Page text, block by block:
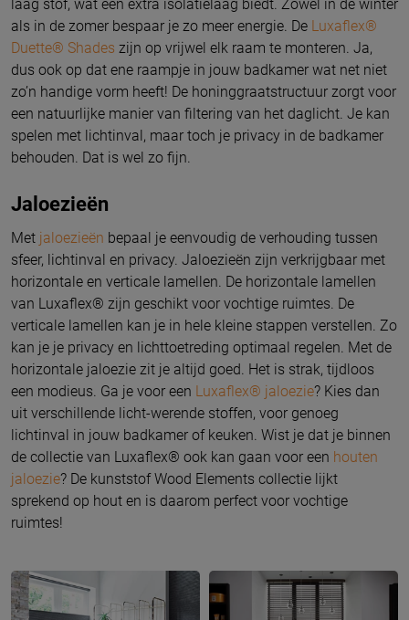
laag stof, wat een extra isolatielaag biedt. Zowel in de winter
als in de zomer bespaar je zo meer energie. De Luxaflex®
Duette® Shades zijn op vrijwel elk raam te monteren. Ja,
dus ook op dat ene raampje in jouw badkamer wat net niet
zo’n handige vorm heeft! De honinggraatstructuur zorgt voor
een natuurlijke manier van filtering van het daglicht. Je kan
spelen met lichtinval, maar toch je privacy in de badkamer
behouden. Dat is wel zo fijn.
Jaloezieën
Met jaloezieën bepaal je eenvoudig de verhouding tussen
sfeer, lichtinval en privacy. Jaloezieën zijn verkrijgbaar met
horizontale en verticale lamellen. De horizontale lamellen
van Luxaflex® zijn geschikt voor vochtige ruimtes. De
verticale lamellen kan je in hele kleine stappen verstellen. Zo
kan je je privacy en lichttoetreding optimaal regelen. Met de
horizontale jaloezie zit je altijd goed. Het is strak, tijdloos
een modieus. Ga je voor een Luxaflex® jaloezie? Kies dan
uit verschillende licht-werende stoffen, voor genoeg
lichtinval in jouw badkamer of keuken. Wist je dat je binnen
de collectie van Luxaflex® ook kan gaan voor een houten
jaloezie? De kunststof Wood Elements collectie lijkt
sprekend op hout en is daarom perfect voor vochtige
ruimtes!